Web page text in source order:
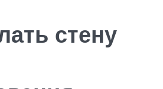
стену